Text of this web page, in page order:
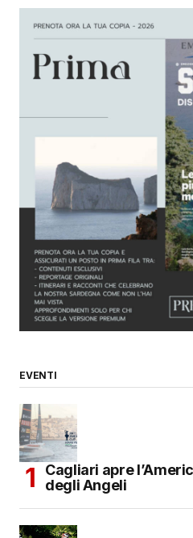
Il tuo indirizzo email
campi obbligatori sono
Your Name*
Your E-mail
Salva il mio nome,
browser per la
EVENTI
Cagliari apre
degli Angeli